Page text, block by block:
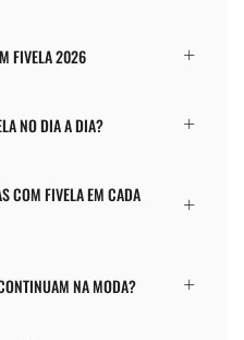
FIVELA 2026
NO DIA A DIA?
COM FIVELA EM CADA
NA MODA?